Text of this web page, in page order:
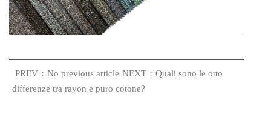
PREV：No previous article NEXT：Quali sono le otto
differenze tra rayon e puro cotone?